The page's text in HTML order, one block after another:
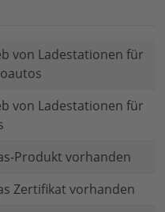
von Ladestationen für
von Ladestationen für
Produkt vorhanden
Zertifikat vorhanden